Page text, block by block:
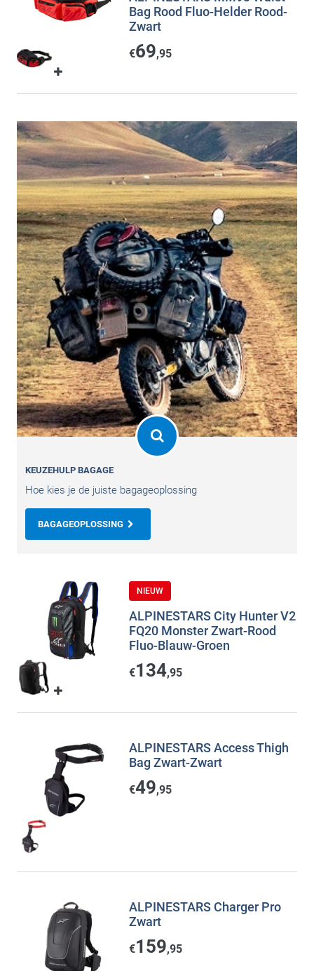
Bag Rood Fluo-Helder Rood-
Zwart
€69,95
KEUZEHULP BAGAGE
Hoe kies je de juiste bagageoplossing
BAGAGEOPLOSSING
NIEUW
ALPINESTARS City Hunter V2
FQ20 Monster Zwart-Rood
Fluo-Blauw-Groen
€134,95
ALPINESTARS Access Thigh
Bag Zwart-Zwart
€49,95
ALPINESTARS Charger Pro
Zwart
€159,95